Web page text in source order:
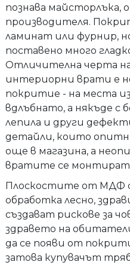
познава майсторлъка,
производителя.
ламинат или фурнир,
поставено много
Отличителна черта
интериорни врати е
покритие - на места
вдлъбнато, а някъде с
лепила и други
детайли, които
още в магазина, а
вратите се
Плоскостите от МДФ
обработка лесно,
създават рискове за
здравето на
да се появи от
затова купувачът